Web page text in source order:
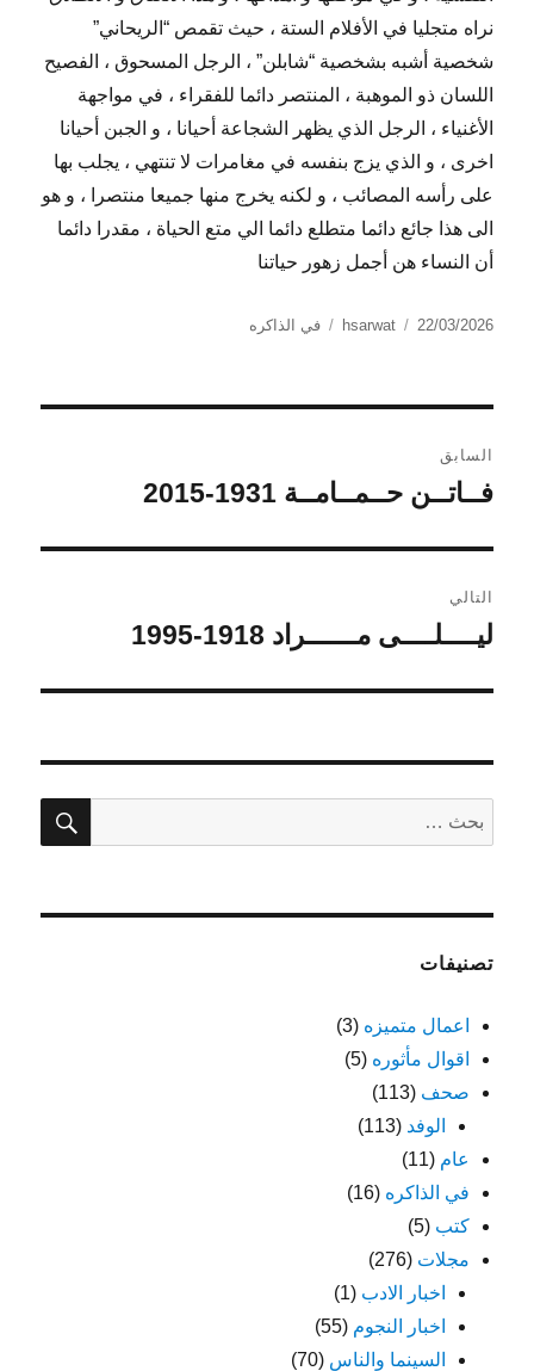
نراه متجليا في الأفلام الستة ، حيث تقمص “الريحاني”
شخصية أشبه بشخصية “شابلن” ، الرجل المسحوق ، الفصيح
اللسان ذو الموهبة ، المنتصر دائما للفقراء ، في مواجهة
الأغنياء ، الرجل الذي يظهر الشجاعة أحيانا ، و الجبن أحيانا
اخرى ، و الذي يزج بنفسه في مغامرات لا تنتهي ، يجلب بها
على رأسه المصائب ، و لكنه يخرج منها جميعا منتصرا ، و هو
الى هذا جائع دائما متطلع دائما الي متع الحياة ، مقدرا دائما
أن النساء هن أجمل زهور حياتنا
الكاتب hsarwat
نُشرت 22/03/2026 التصنيفات
في الذاكره
المقالات
السابق
المقالة
فــاتــن حــمــامــة 1931-2015
التالي
المقالة
ليــــلــــى مــــــراد 1918-1995
عن:
بحث
تصنيفات
اعمال متميزه (3)
اقوال مأثوره (5)
صحف (113)
الوفد (113)
عام (11)
في الذاكره (16)
كتب (5)
مجلات (276)
اخبار الادب (1)
اخبار النجوم (55)
السينما والناس (70)